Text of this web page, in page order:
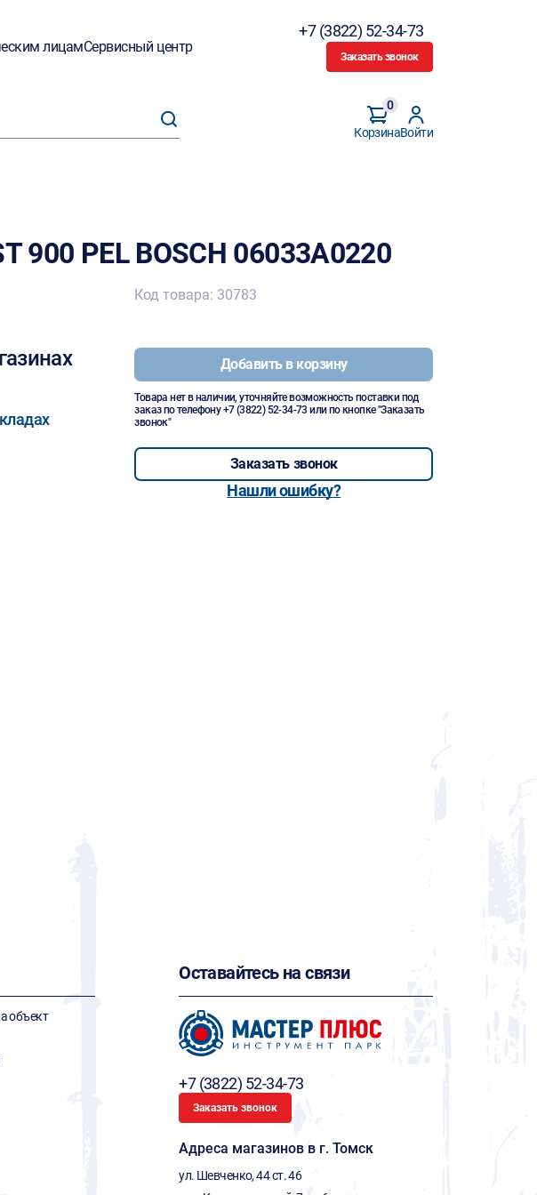
лицамСервисный центр
+7 (3822) 52-34-73
Заказать звонок
Корзина
0
Войти
900 PEL BOSCH 06033A0220
Код товара: 30783
Добавить в корзину
Товара нет в наличии, уточняйте возможность поставки под
заказ по телефону+7 (3822) 52-34-73 или по кнопке "Заказать
звонок"
Заказать звонок
Нашли ошибку?
объект
Оставайтесь на связи
+7 (3822) 52-34-73
Заказать звонок
Адреса магазинов в г. Томск
ул. Шевченко, 44 ст. 46